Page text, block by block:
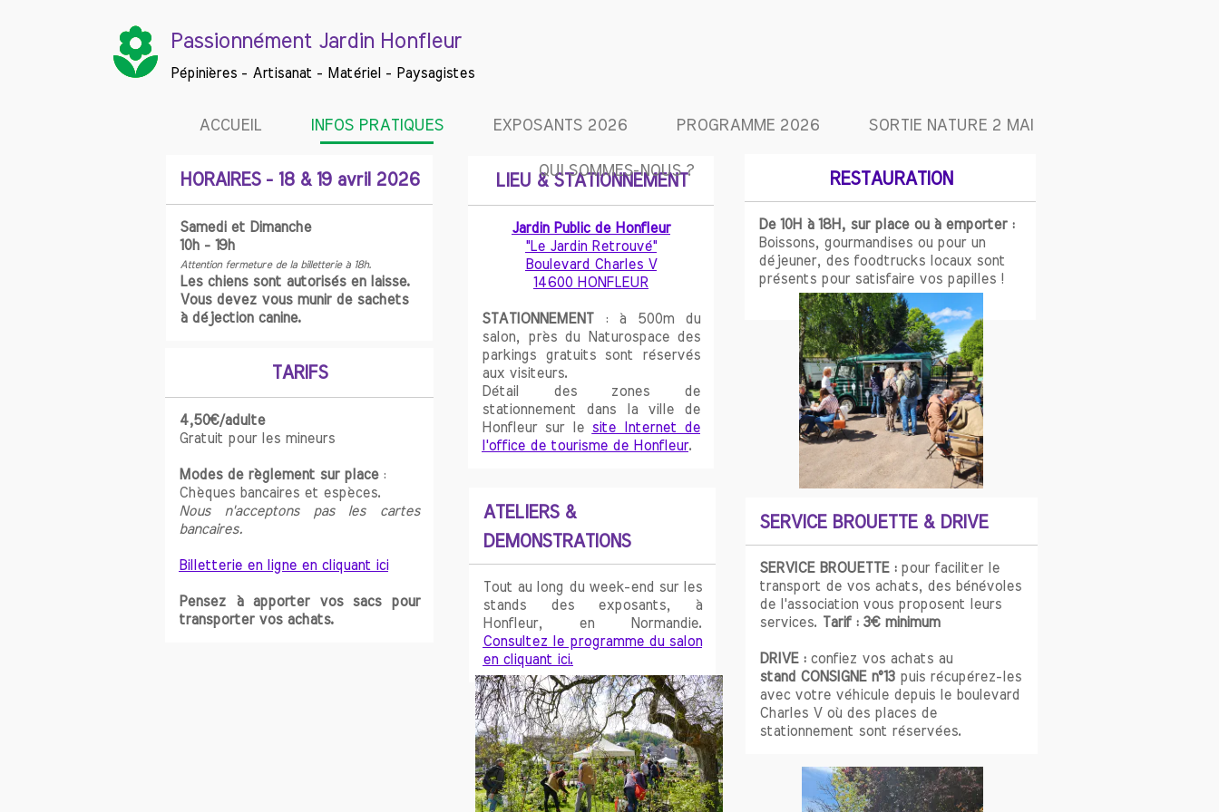
ACCUEIL INFOS PRATIQUES EXPOSANTS 2026 PROGRAMME 2026 SORTIE NATURE 2 MAI
QUI SOMMES-NOUS ?
Passionnément Jardin Honfleur
Pépinières - Artisanat - Matériel - Paysagistes
local_florist
local_florist
local_florist
local_florist
RESTAURATION
De 10H à 18H, sur place ou à emporter :
Boissons, gourmandises ou pour un
déjeuner, des foodtrucks locaux sont
présents pour satisfaire vos papilles !
HORAIRES - 18 & 19 avril 2026
Samedi et Dimanche
10h - 19h
Attention fermeture de la billetterie à 18h.
Les chiens sont autorisés en laisse.
Vous devez vous munir de sachets
à déjection canine.
LIEU & STATIONNEMENT
Jardin Public de Honfleur
"Le Jardin Retrouvé"
Boulevard Charles V
14600 HONFLEUR
STATIONNEMENT: à 500m du
salon, près du Naturospace des
parkings gratuits sont réservés
aux visiteurs.
Détail des zones de
stationnement dans la ville de
Honfleur sur le site Internet de
l'office de tourisme de Honfleur.
TARIFS
4,50€/adulte
Gratuit pour les mineurs
Modes de règlement sur place:
Chèques bancaires et espèces.
Nous n'acceptons pas les cartes
bancaires.
Billetterie en ligne en cliquant ici
Pensez à apporter vos sacs pour
transporter vos achats.
ATELIERS &
DEMONSTRATIONS
Tout au long du week-end sur les
stands des exposants, à
Honfleur, en Normandie.
Consultez le programme du salon
en cliquant ici.
SERVICE BROUETTE & DRIVE
SERVICE BROUETTE :pour faciliter le
transport de vos achats, des bénévoles
de l'association vous proposent leurs
services. Tarif : 3€ minimum
DRIVE : confiez vos achats au
stand CONSIGNE n°13 puis récupérez-les
avec votre véhicule depuis le boulevard
Charles V où des places de
stationnement sont réservées.